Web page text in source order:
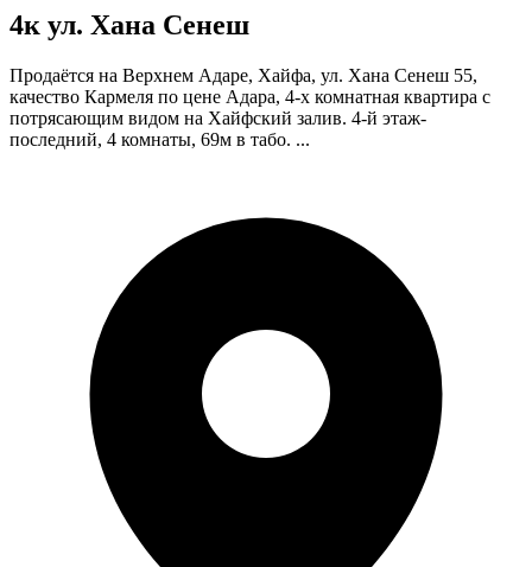
4к ул. Хана Сенеш
Продаётся на Верхнем Адаре, Хайфа, ул. Хана Сенеш 55,
качество Кармеля по цене Адара, 4-х комнатная квартира с
потрясающим видом на Хайфский залив. 4-й этаж-
последний, 4 комнаты, 69м в табо. ...